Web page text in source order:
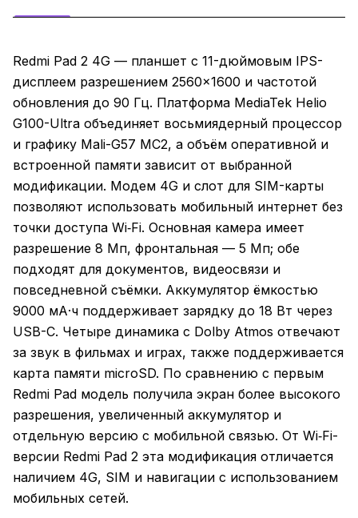
Redmi Pad 2 4G — планшет с 11-дюймовым IPS-
дисплеем разрешением 2560×1600 и частотой
обновления до 90 Гц. Платформа MediaTek Helio
G100-Ultra объединяет восьмиядерный процессор
и графику Mali-G57 MC2, а объём оперативной и
встроенной памяти зависит от выбранной
модификации. Модем 4G и слот для SIM-карты
позволяют использовать мобильный интернет без
точки доступа Wi‑Fi. Основная камера имеет
разрешение 8 Мп, фронтальная — 5 Мп; обе
подходят для документов, видеосвязи и
повседневной съёмки. Аккумулятор ёмкостью
9000 мА·ч поддерживает зарядку до 18 Вт через
USB-C. Четыре динамика с Dolby Atmos отвечают
за звук в фильмах и играх, также поддерживается
карта памяти microSD. По сравнению с первым
Redmi Pad модель получила экран более высокого
разрешения, увеличенный аккумулятор и
отдельную версию с мобильной связью. От Wi‑Fi-
версии Redmi Pad 2 эта модификация отличается
наличием 4G, SIM и навигации с использованием
мобильных сетей.